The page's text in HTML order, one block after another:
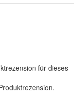
für dieses
.